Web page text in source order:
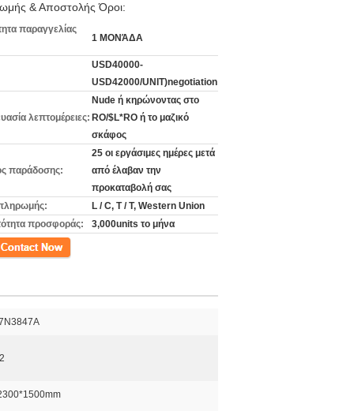
& Αποστολής Όροι:
παραγγελίας
1 ΜΟΝΆΔΑ
USD40000-
USD42000/UNIT)negotiation
λεπτομέρειες:
Nude ή κηρώνοντας στο
RO/$L*RO ή το μαζικό
σκάφος
παράδοσης:
25 οι εργάσιμες ημέρες μετά
από έλαβαν την
προκαταβολή σας
L / C, T / T, Western Union
προσφοράς:
3,000units το μήνα